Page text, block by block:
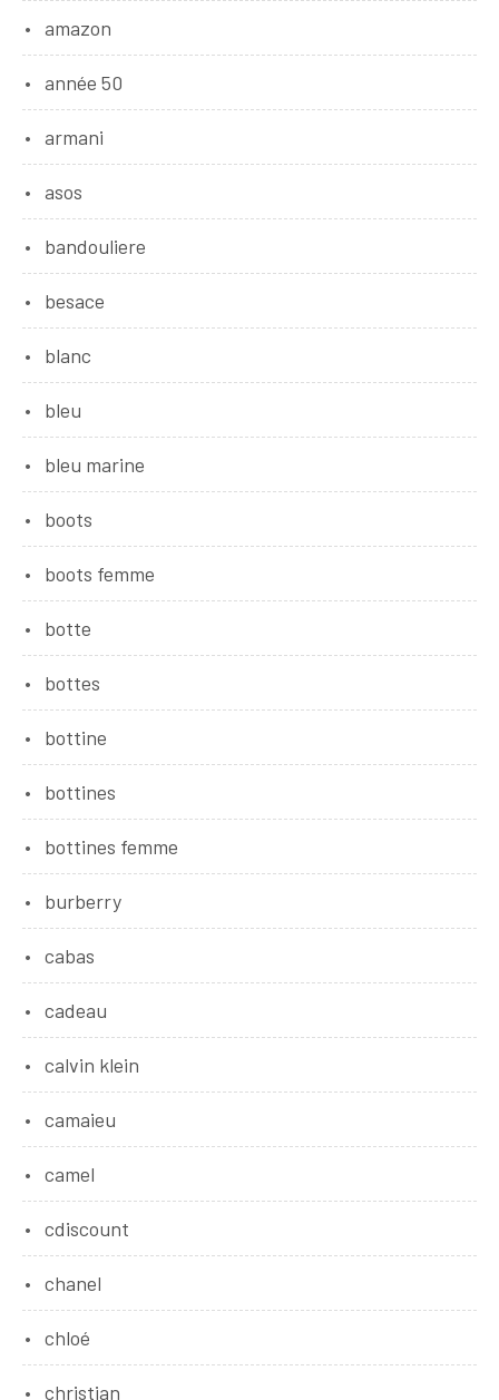
amazon
année 50
armani
asos
bandouliere
besace
blanc
bleu
bleu marine
boots
boots femme
botte
bottes
bottine
bottines
bottines femme
burberry
cabas
cadeau
calvin klein
camaieu
camel
cdiscount
chanel
chloé
christian